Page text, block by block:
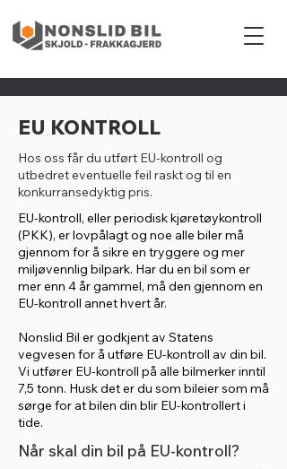
EU KONTROLL
Hos oss får du utført EU-kontroll og
utbedret eventuelle feil raskt og til en
konkurransedyktig pris.
EU-kontroll, eller periodisk kjøretøykontroll
(PKK), er lovpålagt og noe alle biler må
gjennom for å sikre en tryggere og mer
miljøvennlig bilpark. Har du en bil som er
mer enn 4 år gammel, må den gjennom en
EU-kontroll annet hvert år.
Nonslid Bil er godkjent av Statens
vegvesen for å utføre EU-kontroll av din bil.
Vi utfører EU-kontroll på alle bilmerker inntil
7,5 tonn. Husk det er du som bileier som må
sørge for at bilen din blir EU-kontrollert i
tide.
Når skal din bil på EU-kontroll?